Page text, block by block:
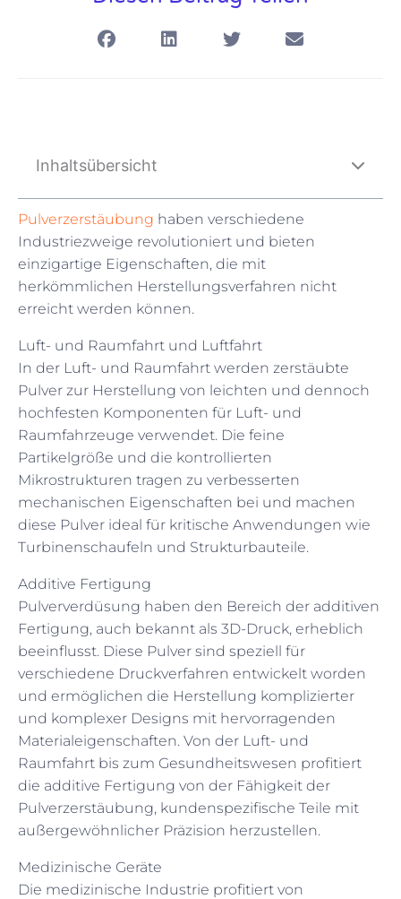
Inhaltsübersicht
Pulverzerstäubung haben verschiedene
Industriezweige revolutioniert und bieten
einzigartige Eigenschaften, die mit
herkömmlichen Herstellungsverfahren nicht
erreicht werden können.
Luft- und Raumfahrt und Luftfahrt
In der Luft- und Raumfahrt werden zerstäubte
Pulver zur Herstellung von leichten und dennoch
hochfesten Komponenten für Luft- und
Raumfahrzeuge verwendet. Die feine
Partikelgröße und die kontrollierten
Mikrostrukturen tragen zu verbesserten
mechanischen Eigenschaften bei und machen
diese Pulver ideal für kritische Anwendungen wie
Turbinenschaufeln und Strukturbauteile.
Additive Fertigung
Pulververdüsung haben den Bereich der additiven
Fertigung, auch bekannt als 3D-Druck, erheblich
beeinflusst. Diese Pulver sind speziell für
verschiedene Druckverfahren entwickelt worden
und ermöglichen die Herstellung komplizierter
und komplexer Designs mit hervorragenden
Materialeigenschaften. Von der Luft- und
Raumfahrt bis zum Gesundheitswesen profitiert
die additive Fertigung von der Fähigkeit der
Pulverzerstäubung, kundenspezifische Teile mit
außergewöhnlicher Präzision herzustellen.
Medizinische Geräte
Die medizinische Industrie profitiert von